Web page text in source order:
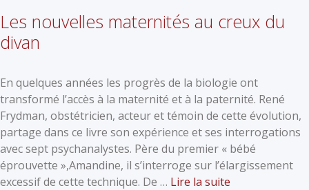
Les nouvelles maternités au creux du
divan
En quelques années les progrès de la biologie ont
transformé l’accès à la maternité et à la paternité. René
Frydman, obstétricien, acteur et témoin de cette évolution,
partage dans ce livre son expérience et ses interrogations
avec sept psychanalystes. Père du premier « bébé
éprouvette »,Amandine, il s’interroge sur l’élargissement
excessif de cette technique. De … Lire la suite